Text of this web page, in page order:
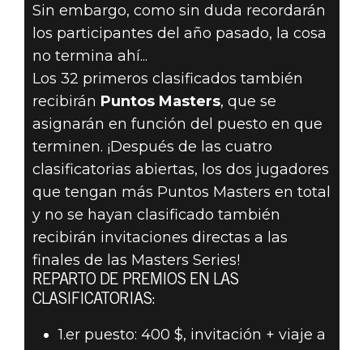
Sin embargo, como sin duda recordarán
los participantes del año pasado, la cosa
no termina ahí...
Los 32 primeros clasificados también
recibirán Puntos Masters, que se
asignarán en función del puesto en que
terminen. ¡Después de las cuatro
clasificatorias abiertas, los dos jugadores
que tengan más Puntos Masters en total
y no se hayan clasificado también
recibirán invitaciones directas a las
finales de las Masters Series!
REPARTO DE PREMIOS EN LAS
CLASIFICATORIAS:
1.er puesto: 400 $, invitación + viaje a